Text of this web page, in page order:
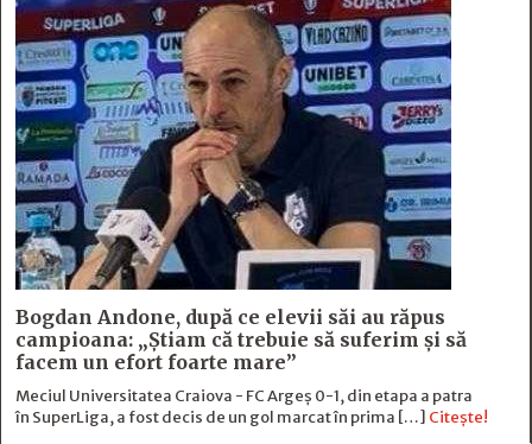
Bogdan Andone, după ce elevii săi au răpus
campioana: „Ştiam că trebuie să suferim şi să
facem un efort foarte mare”
Meciul Universitatea Craiova - FC Argeș 0-1, din etapa a patra
în SuperLiga, a fost decis de un gol marcat în prima […] Citește!